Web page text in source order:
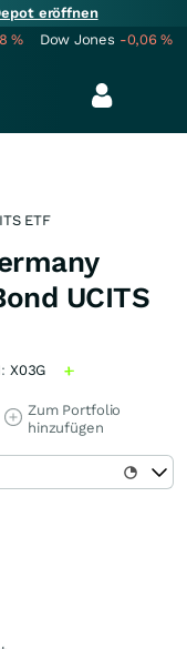
eröffnen
% Dow Jones -0,06%
ETF
UCITS
X03G
Zum Portfolio
hinzufügen